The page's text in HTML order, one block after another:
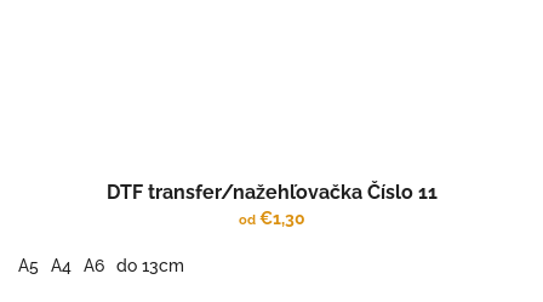
DTF transfer/nažehľovačka Číslo 11
od€1,30
A5 A4 A6 do 13cm